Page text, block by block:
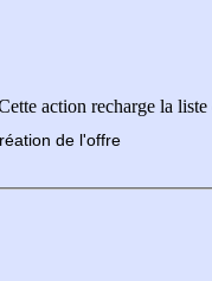
action recharge la liste
de l'offre